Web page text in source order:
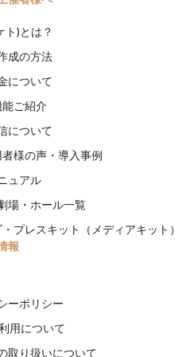
)とは？
成の方法
について
ご紹介
について
様の声・導入事例
ュアル
場・ホール一覧
プレスキット（メディアキット）
報
ーポリシー
用について
取り扱いについて